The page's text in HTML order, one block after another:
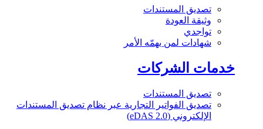
تصديق المستندات
وثيقة العودة
تواجدي
شهادات لمن يهمّه الأمر
خدمات الشركات
تصديق المستندات
تصديق الفواتير التجارية عبر نظام تصديق المستندات
الإلكتروني (eDAS 2.0)